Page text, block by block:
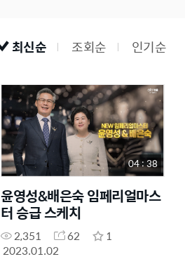
최신순 조회순 인기순
04 : 38
윤영성&배은숙 임페리얼마스
터 승급 스케치
2,351 62
1
2023.01.02